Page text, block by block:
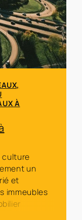
À
culture
un
et
immeubles